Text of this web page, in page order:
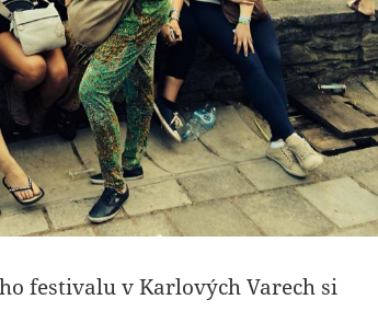
festivalu v Karlových Varech si